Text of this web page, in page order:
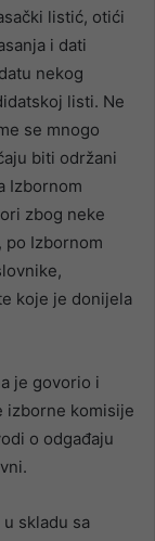
listić, otići
i dati
nekog
listi. Ne
se mnogo
biti održani
Izbornom
zbog neke
po Izbornom
koje je donijela
je govorio i
izborne komisije
o odgađaju
skladu sa